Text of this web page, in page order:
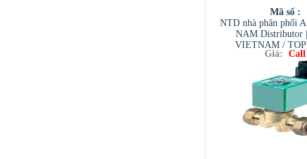
Mã số :
NTD nhà phân phối
NAM Distributor
VIETNAM /
VIETNAM /
/ TESCOM
Giá: Call